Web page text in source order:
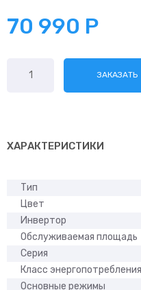
70 990 Р
товара
DC
ЗАКАЗАТЬ
ХАРАКТЕРИСТИКИ
Тип
Цвет
Инвертор
Обслуживаемая площадь
Серия
Класс энергопотребления
Основные режимы